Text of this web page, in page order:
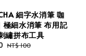
細字水消筆 咖
極細水消筆 布用記
繡拼布工具
Regular
NT$ 100